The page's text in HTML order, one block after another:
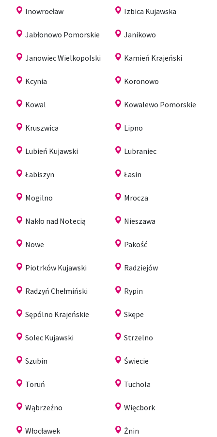
Inowrocław Izbica Kujawska
Jabłonowo Pomorskie Janikowo
Janowiec Wielkopolski Kamień Krajeński
Kcynia Koronowo
Kowal Kowalewo Pomorskie
Kruszwica Lipno
Lubień Kujawski Lubraniec
Łabiszyn Łasin
Mogilno Mrocza
Nakło nad Notecią Nieszawa
Nowe Pakość
Piotrków Kujawski Radziejów
Radzyń Chełmiński Rypin
Sępólno Krajeńskie Skępe
Solec Kujawski Strzelno
Szubin Świecie
Toruń Tuchola
Wąbrzeźno Więcbork
Włocławek Żnin